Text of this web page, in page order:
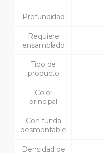
Profundidad
Requiere
ensamblado
Tipo de
producto
Color
principal
Con funda
desmontable
Densidad de